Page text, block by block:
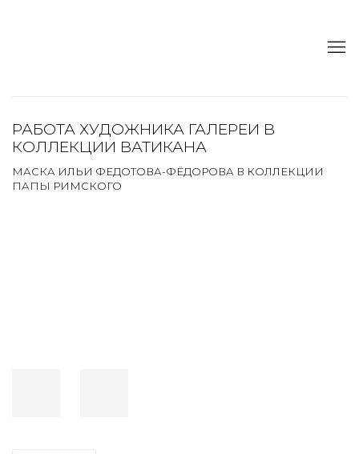
РАБОТА ХУДОЖНИКА ГАЛЕРЕИ В
КОЛЛЕКЦИИ ВАТИКАНА
МАСКА ИЛЬИ ФЕДОТОВА-ФЁДОРОВА В КОЛЛЕКЦИИ
ПАПЫ РИМСКОГО